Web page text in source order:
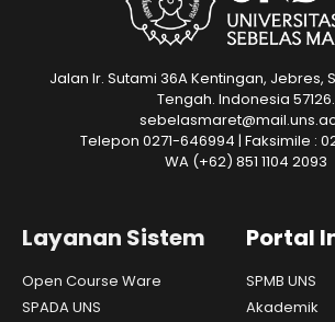
Jalan Ir. Sutami 36A Kentingan, Jebres,
Tengah. Indonesia 57126.
Telepon 0271-646994 | Faksimile :
WA (+62) 851 1104 2093
Layanan Sistem
Open Course Ware
SPADA UNS
Portal
SPMB UNS
Akademik